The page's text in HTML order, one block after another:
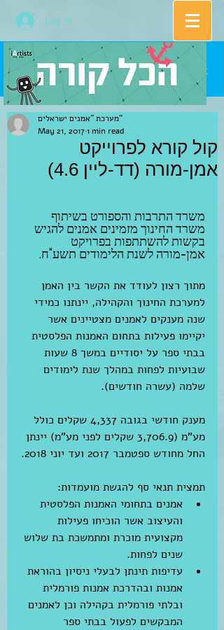
Log In
קול קורא לפרוייקט
אמן-מורה (דד-ליין 4.6)
מערכת "אמנים ישראלים"
May 21, 20171 min read
משרד התרבות והספורט בשיתוף
משרד החינוך מזמינים אמנים להגיש
בקשות להשתתפות בפרויקט
אמן-מורה לשנת הלימודים תשע"ח.
מתוך רצון לעודד את הקשר בין האמן
למערכת החינוך והקהילה, יינתנו כמידי
שנה מענקים לאמנים מצטיינים אשר
יקיימו פעילות בתחום האמנות הפלסטית
בבתי ספר על יסודיים במשך 8 שעות
שבועיות לפחות במהלך שנת לימודים
שלמה (עשרה חודשים).
מענק חודשי בגובה 4,337 שקלים כולל
מע"מ (3,706.9 שקלים לפני מע"מ) יינתן
החל מחודש ספטמבר 2017 ועד יוני 2018.
תמצית תנאי סף להגשת מועמדות:
אמנים בתחומי האמנות הפלסטית
והעיצוב אשר הוכיחו פעילות
מקצועית מוכרת ומתמשכת בת שלוש
שנים לפחות.
עדיפות תינתן לבעלי ניסיון בהוראת
אמנות ובהדרכת אמנות פורמלית
ובלתי פורמלית בקהילה וכן לאמנים
המבקשים לפעול בבתי ספר